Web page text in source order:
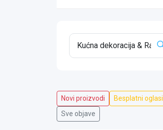
Novi proizvodi
Besplatni oglasi
Sve objave